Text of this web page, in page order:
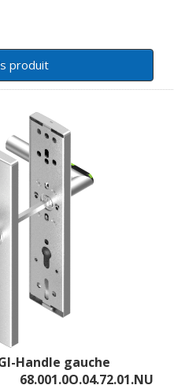
produit
Handle gauche
68.001.0O.04.72.01.NU